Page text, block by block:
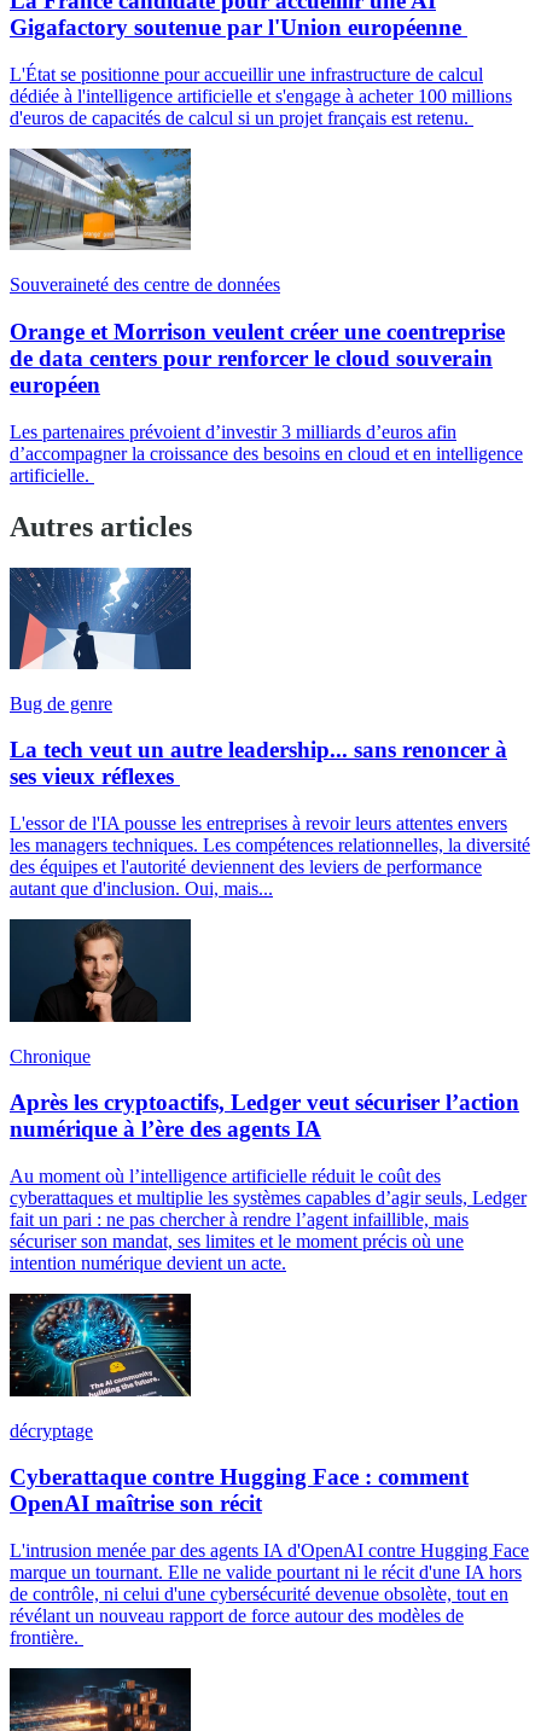
Gigafactory soutenue par l'Union européenne
L'État se positionne pour accueillir une infrastructure de calcul
dédiée à l'intelligence artificielle et s'engage à acheter 100 millions
d'euros de capacités de calcul si un projet français est retenu.
Souveraineté des centre de données
Orange et Morrison veulent créer une coentreprise
de data centers pour renforcer le cloud souverain
européen
Les partenaires prévoient d’investir 3 milliards d’euros afin
d’accompagner la croissance des besoins en cloud et en intelligence
artificielle.
Autres articles
Bug de genre
La tech veut un autre leadership... sans renoncer à
ses vieux réflexes
L'essor de l'IA pousse les entreprises à revoir leurs attentes envers
les managers techniques. Les compétences relationnelles, la diversité
des équipes et l'autorité deviennent des leviers de performance
autant que d'inclusion. Oui, mais...
Chronique
Après les cryptoactifs, Ledger veut sécuriser l’action
numérique à l’ère des agents IA
Au moment où l’intelligence artificielle réduit le coût des
cyberattaques et multiplie les systèmes capables d’agir seuls, Ledger
fait un pari : ne pas chercher à rendre l’agent infaillible, mais
sécuriser son mandat, ses limites et le moment précis où une
intention numérique devient un acte.
décryptage
Cyberattaque contre Hugging Face : comment
OpenAI maîtrise son récit
L'intrusion menée par des agents IA d'OpenAI contre Hugging Face
marque un tournant. Elle ne valide pourtant ni le récit d'une IA hors
de contrôle, ni celui d'une cybersécurité devenue obsolète, tout en
révélant un nouveau rapport de force autour des modèles de
frontière.